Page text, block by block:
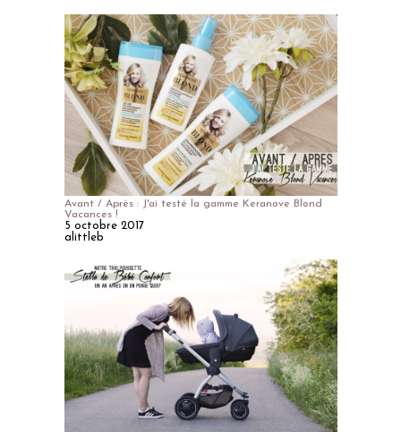
Avant / Après : J'ai testé la gamme Keranove Blond
Vacances !
5 octobre 2017
alittleb